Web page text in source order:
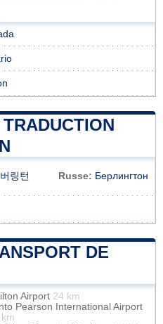
버링턴 Russe: Берлингтон
DE
Airport 24 km
Pearson International Airport